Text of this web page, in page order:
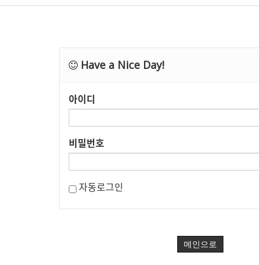
Have a Nice Day!
아이디
비밀번호
자동로그인
메인으로